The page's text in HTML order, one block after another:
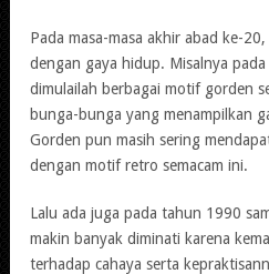
Pada masa-masa akhir abad ke-
dengan gaya hidup. Misalnya
dimulailah berbagai motif gorden
bunga-bunga yang menampilkan
Gorden pun masih sering
dengan motif retro semacam ini.
Lalu ada juga pada tahun 1990
makin banyak diminati karena
terhadap cahaya serta